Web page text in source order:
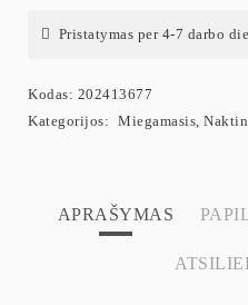
Pristatymas per 4-7 darbo
Kodas: 202413677
Kategorijos: Miegamasis
APRAŠYMAS